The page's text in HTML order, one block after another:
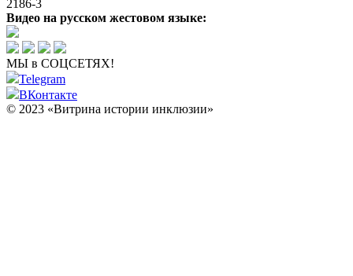
2186-3
Видео на русском жестовом языке:
МЫ в СОЦСЕТЯХ!
Telegram
ВКонтакте
© 2023 «Витрина истории инклюзии»